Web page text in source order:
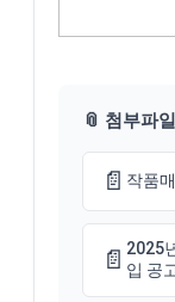
📎 첨부파일
📄 작품
📄 2025
입 공